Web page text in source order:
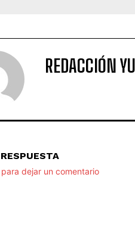
REDACCIÓN
dejar un comentario